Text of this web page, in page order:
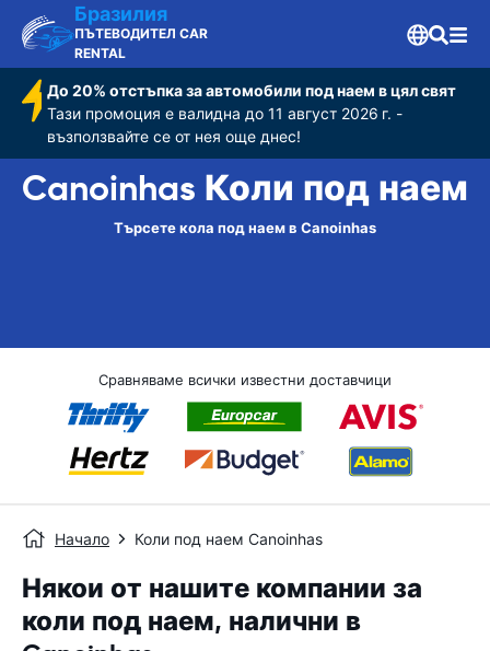
Бразилия
ПЪТЕВОДИТЕЛ CAR
RENTAL
До 20% отстъпка за автомобили под наем в цял свят
Тази промоция е валидна до 11 август 2026 г. -
възползвайте се от нея още днес!
Canoinhas Коли под наем
Търсете кола под наем в Canoinhas
Сравняваме всички известни доставчици
Начало Коли под наем Canoinhas
Някои от нашите компании за
коли под наем, налични в